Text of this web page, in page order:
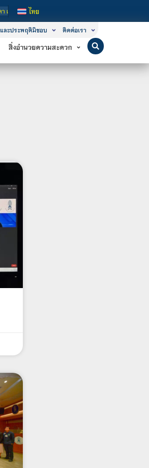
กษาในกำกับของรัฐ เปิดหลักสูตรการเรียนการสอน
ไทย
ละประพฤติมิชอบ ติดต่อเรา
สิ่งอำนวยความสะดวก